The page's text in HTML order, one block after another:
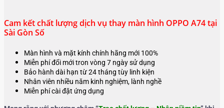
Cam kết chất lượng dịch vụ thay màn hình OPPO A74 tại
Sài Gòn Số
Màn hình và mặt kính chính hãng mới 100%
Miễn phí đổi mới tron vòng 7 ngày sử dụng
Bảo hành dài hạn từ 24 tháng tùy linh kiện
Nhân viên nhiều năm kinh nghiệm, lành nghề
Miễn phí cài đặt ứng dụng